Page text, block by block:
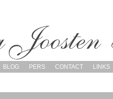
BLOG PERS CONTACT LINKS